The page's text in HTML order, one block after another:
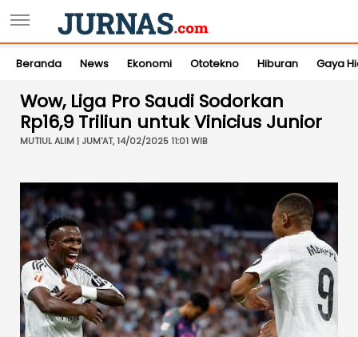
Beranda News Ekonomi Ototekno Hiburan Gaya
Wow, Liga Pro Saudi Sodorkan
Rp16,9 Triliun untuk Vinicius Junior
MUTIUL ALIM | JUM'AT, 14/02/2025 11:01 WIB